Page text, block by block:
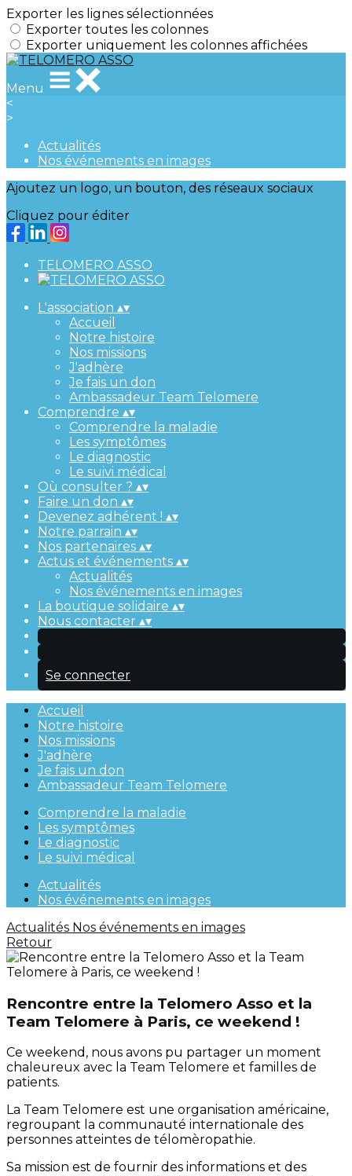
Exporter les lignes sélectionnées
Exporter toutes les colonnes
Exporter uniquement les colonnes affichées
Menu
<
>
Actualités
Nos événements en images
Ajoutez un logo, un bouton, des réseaux sociaux
Cliquez pour éditer
TELOMERO ASSO
L'association ▴▾
Accueil
Notre histoire
Nos missions
J'adhère
Je fais un don
Ambassadeur Team Telomere
Comprendre ▴▾
Comprendre la maladie
Les symptômes
Le diagnostic
Le suivi médical
Où consulter ? ▴▾
Faire un don ▴▾
Devenez adhérent ! ▴▾
Notre parrain ▴▾
Nos partenaires ▴▾
Actus et événements ▴▾
Actualités
Nos événements en images
La boutique solidaire ▴▾
Nous contacter ▴▾
Se connecter
Accueil
Notre histoire
Nos missions
J'adhère
Je fais un don
Ambassadeur Team Telomere
Comprendre la maladie
Les symptômes
Le diagnostic
Le suivi médical
Actualités
Nos événements en images
Actualités Nos événements en images
Retour
Rencontre entre la Telomero Asso et la
Team Telomere à Paris, ce weekend !
Ce weekend, nous avons pu partager un moment
chaleureux avec la Team Telomere et familles de
patients.
La Team Telomere est une organisation américaine,
regroupant la communauté internationale des
personnes atteintes de télomèropathie.
Sa mission est de fournir des informations et des